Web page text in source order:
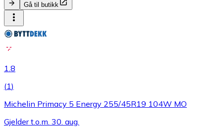
Gå til butikk
1.8
(1)
Michelin Primacy 5 Energy 255/45R19 104W MO
Gjelder t.o.m. 30. aug.